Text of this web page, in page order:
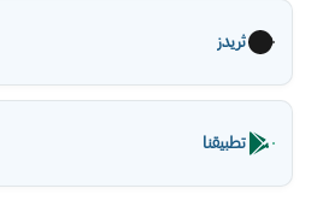
ثريدز
تطبيقنا